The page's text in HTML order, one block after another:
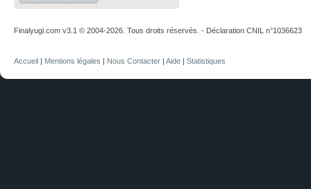
Finalyugi.com v3.1 © 2004-2026. Tous droits réservés. - Déclaration CNIL n°1036623
Accueil | Mentions légales | Nous Contacter | Aide | Statistiques